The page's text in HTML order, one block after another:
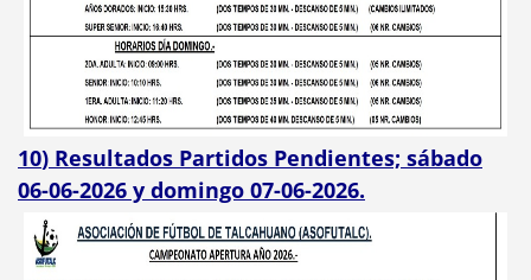
10) Resultados Partidos Pendientes; sábado
06-06-2026 y domingo 07-06-2026.